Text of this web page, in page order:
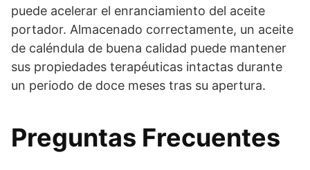
puede acelerar el enranciamiento del aceite
portador. Almacenado correctamente, un aceite
de caléndula de buena calidad puede mantener
sus propiedades terapéuticas intactas durante
un periodo de doce meses tras su apertura.
Preguntas Frecuentes